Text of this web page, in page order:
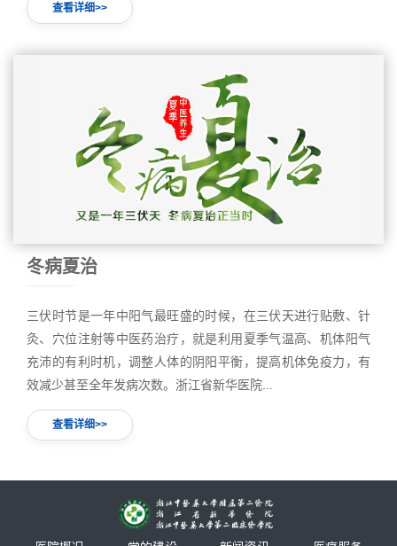
查看详细>>
冬病夏治
三伏时节是一年中阳气最旺盛的时候，在三伏天进行贴敷、针
灸、穴位注射等中医药治疗，就是利用夏季气温高、机体阳气
充沛的有利时机，调整人体的阴阳平衡，提高机体免疫力，有
效减少甚至全年发病次数。浙江省新华医院...
查看详细>>